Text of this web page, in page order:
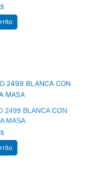
2499 BLANCA CON
MASA
actual
es:
$30.5.